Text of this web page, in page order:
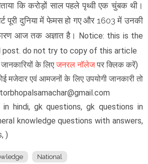
कि करोड़ों साल पहले पृथ्वी एक चुंबक थी।
पूरी दुनिया में फेमस हो गए और 1603 में उनकी
आज तक अज्ञात है। Notice: this is the
do not try to copy of this article
के लिएजनरल नॉलेजपर क्लिक करें)
मजेदार एवं आमजनों के लिए उपयोगी जानकारी तो
in hindi, gk questions, gk questions in
knowledge questions with answers,
)
National